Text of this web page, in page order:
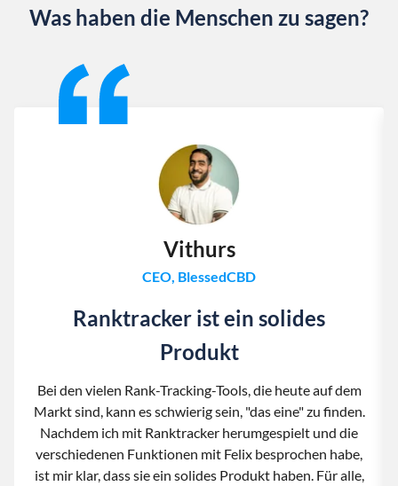
Was haben die Menschen zu sagen?
Vithurs
CEO, BlessedCBD
Ranktracker ist ein solides
Produkt
Bei den vielen Rank-Tracking-Tools, die heute auf dem
Markt sind, kann es schwierig sein, "das eine" zu finden.
Nachdem ich mit Ranktracker herumgespielt und die
verschiedenen Funktionen mit Felix besprochen habe,
ist mir klar, dass sie ein solides Produkt haben. Für alle,